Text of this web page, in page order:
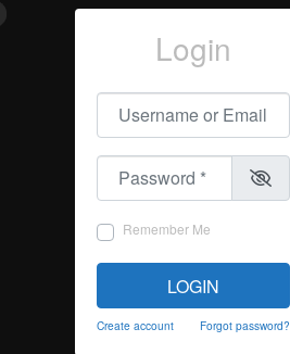
Login
Username or Email
Password
Remember Me
LOGIN
Create account Forgot password?